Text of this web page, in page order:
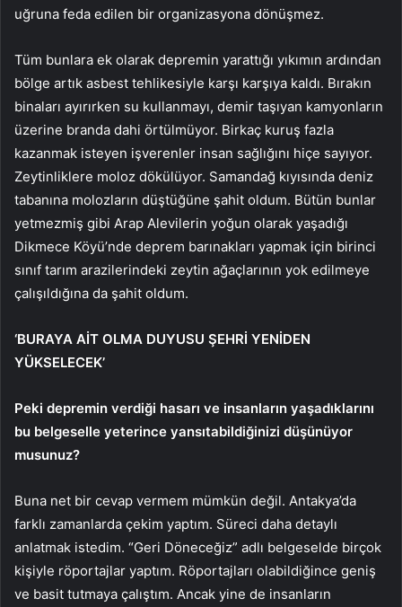
uğruna feda edilen bir organizasyona dönüşmez.
Tüm bunlara ek olarak depremin yarattığı yıkımın ardından
bölge artık asbest tehlikesiyle karşı karşıya kaldı. Bırakın
binaları ayırırken su kullanmayı, demir taşıyan kamyonların
üzerine branda dahi örtülmüyor. Birkaç kuruş fazla
kazanmak isteyen işverenler insan sağlığını hiçe sayıyor.
Zeytinliklere moloz dökülüyor. Samandağ kıyısında deniz
tabanına molozların düştüğüne şahit oldum. Bütün bunlar
yetmezmiş gibi Arap Alevilerin yoğun olarak yaşadığı
Dikmece Köyü’nde deprem barınakları yapmak için birinci
sınıf tarım arazilerindeki zeytin ağaçlarının yok edilmeye
çalışıldığına da şahit oldum.
‘BURAYA AİT OLMA DUYUSU ŞEHRİ YENİDEN
YÜKSELECEK’
Peki depremin verdiği hasarı ve insanların yaşadıklarını
bu belgeselle yeterince yansıtabildiğinizi düşünüyor
musunuz?
Buna net bir cevap vermem mümkün değil. Antakya’da
farklı zamanlarda çekim yaptım. Süreci daha detaylı
anlatmak istedim. “Geri Döneceğiz” adlı belgeselde birçok
kişiyle röportajlar yaptım. Röportajları olabildiğince geniş
ve basit tutmaya çalıştım. Ancak yine de insanların